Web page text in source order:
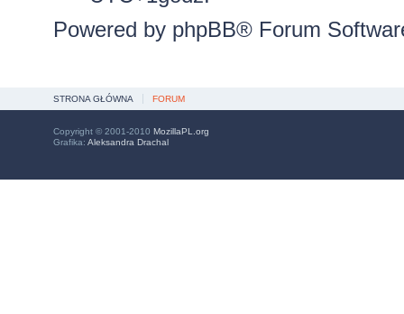
Powered by phpBB® Forum
STRONA GŁÓWNA FORUM
Copyright © 2001-2010 MozillaPL.org
Grafika: Aleksandra Drachal